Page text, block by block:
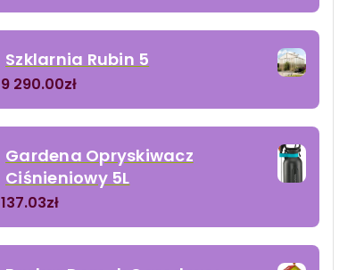
Szklarnia Rubin 5
9 290.00zł
Gardena Opryskiwacz
Ciśnieniowy 5L
137.03zł